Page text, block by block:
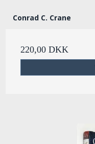
Conrad C. Crane
220,00 DKK